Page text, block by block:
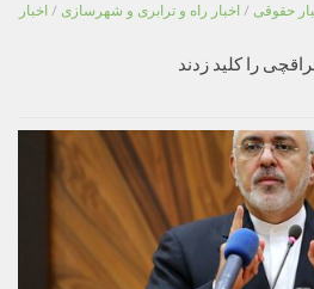
حقوقی / اخبار راه و ترابری و شهرسازی / اخبار
را کلید زدند